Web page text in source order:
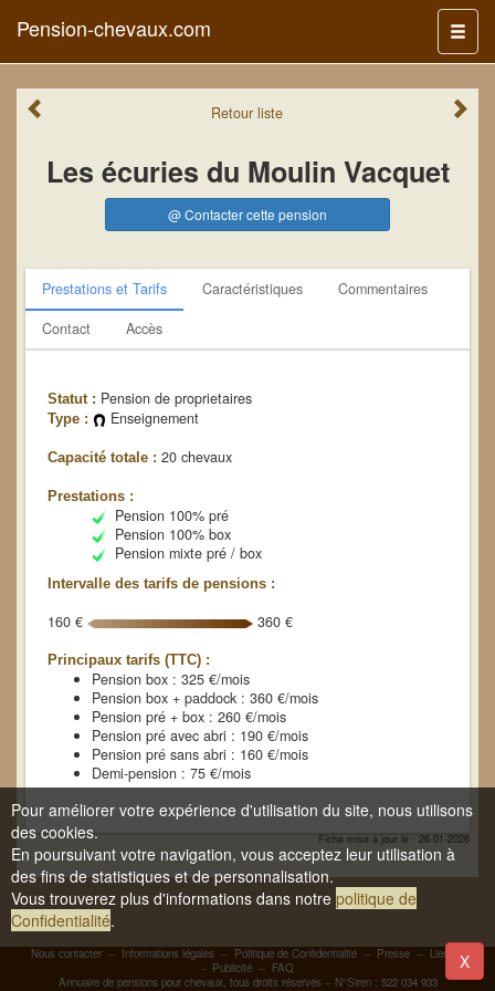
Menu
Pension-chevaux.com
Retourliste
Les écuries du Moulin Vacquet
@ Contacter cette pension
Prestations et Tarifs Caractéristiques
Commentaires
Contact
Accès
Statut : Pension de proprietaires
Type : Enseignement
Capacité totale : 20 chevaux
Prestations :
Pension 100% pré
Pension 100% box
Pension mixte pré / box
Intervalle des tarifs de pensions :
160 € 360 €
Principaux tarifs (TTC) :
Pension box : 325 €/mois
Pension box + paddock : 360 €/mois
Pension pré + box : 260 €/mois
Pension pré avec abri : 190 €/mois
Pension pré sans abri : 160 €/mois
Demi-pension : 75 €/mois
Fiche mise à jour le : 26-01-2026
Nous contacter -- Informations légales -- Politique de Confidentialité -- Presse -- Liens
-
- Publicité-- FAQ
Annuaire de pensions pour chevaux, tous droits réservés -- N°Siren : 522 034 933
Pour améliorer votre expérience d'utilisation du site, nous utilisons
des cookies.
En poursuivant votre navigation, vous acceptez leur utilisation à
des fins de statistiques et de personnalisation.
Vous trouverez plus d'informations dans notre politique de
Confidentialité.
X